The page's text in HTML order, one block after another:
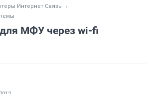
Интернет Связь
МФУ через wi-fi